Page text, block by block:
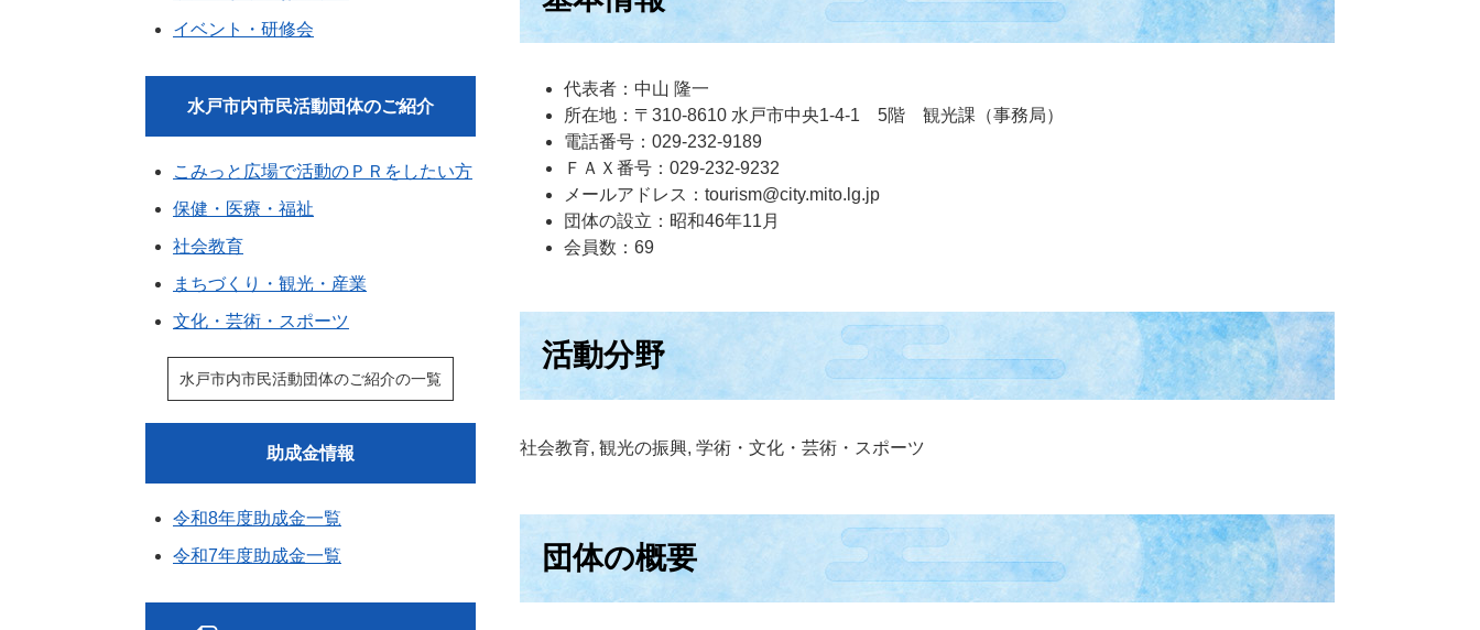
代表者：中山 隆一
所在地：〒310-8610 水戸市中央1-4-1 5階 観光課（事務局）
電話番号：029-232-9189
ＦＡＸ番号：029-232-9232
メールアドレス：tourism@city.mito.lg.jp
団体の設立：昭和46年11月
会員数：69
活動分野
社会教育, 観光の振興, 学術・文化・芸術・スポーツ
団体の概要
イベント・研修会
水戸市内市民活動団体のご紹介
こみっと広場で活動のＰＲをしたい方
保健・医療・福祉
社会教育
まちづくり・観光・産業
文化・芸術・スポーツ
水戸市内市民活動団体のご紹介の一覧
助成金情報
令和8年度助成金一覧
令和7年度助成金一覧